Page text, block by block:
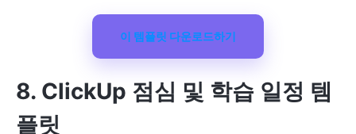
이 템플릿 다운로드하기
8. ClickUp 점심 및 학습 일정 템
플릿